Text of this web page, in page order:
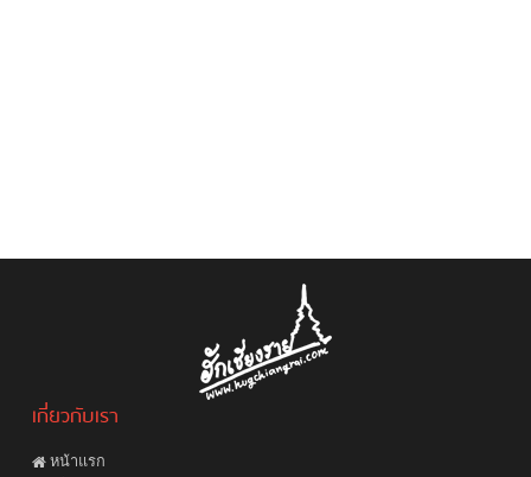
เกี่ยวกับเรา
หน้าแรก